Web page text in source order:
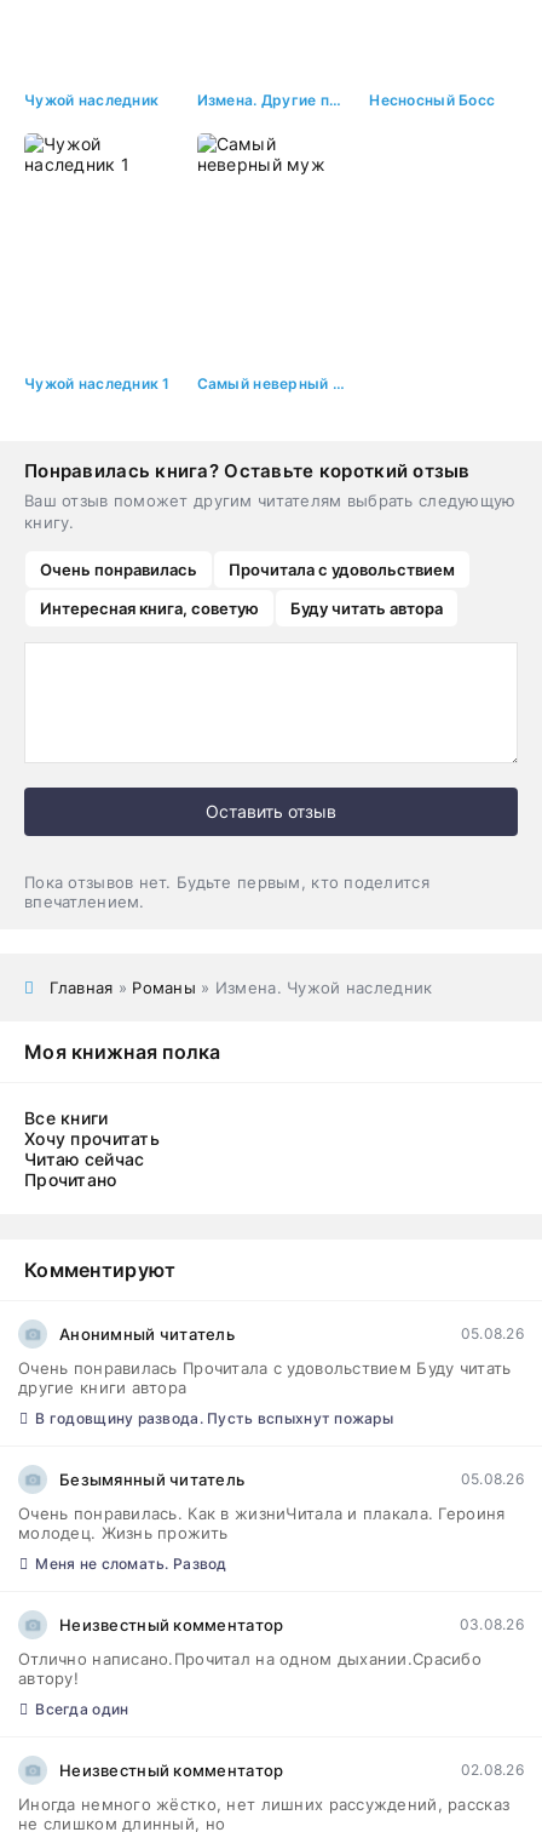
Чужой наследник Измена. Другие правила Несносный Босс
Чужой наследник 1 Самый неверный муж
Понравилась книга? Оставьте короткий отзыв
Ваш отзыв поможет другим читателям выбрать следующую
книгу.
Очень понравилась
Прочитала с удовольствием
Интересная книга, советую
Буду читать автора
Оставить отзыв
Пока отзывов нет. Будьте первым, кто поделится
впечатлением.
Главная » Романы » Измена. Чужой наследник
Моя книжная полка
Все книги
Хочу прочитать
Читаю сейчас
Прочитано
Комментируют
Анонимный читатель 05.08.26
Очень понравилась Прочитала с удовольствием Буду читать
другие книги автора
В годовщину развода. Пусть вспыхнут пожары
Безымянный читатель 05.08.26
Очень понравилась. Как в жизниЧитала и плакала. Героиня
молодец. Жизнь прожить
Меня не сломать. Развод
Неизвестный комментатор 03.08.26
Отлично написано.Прочитал на одном дыхании.Срасибо
автору!
Всегда один
Неизвестный комментатор 02.08.26
Иногда немного жёстко, нет лишних рассуждений, рассказ
не слишком длинный, но